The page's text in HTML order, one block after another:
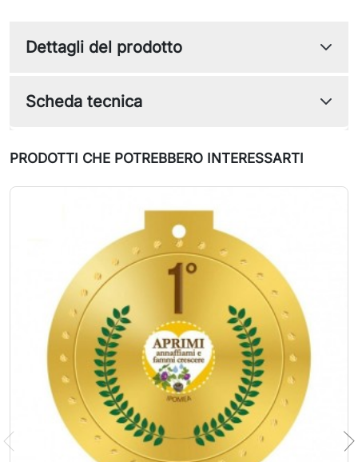
Dettagli del prodotto
Scheda tecnica
PRODOTTI CHE POTREBBERO INTERESSARTI